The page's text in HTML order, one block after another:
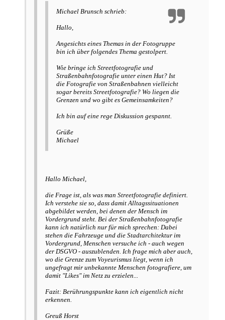
Michael Brunsch schrieb:
Hallo,
Angesichts eines Themas in der Fotogruppe
bin ich über folgendes Thema gestolpert.
Wie bringe ich Streetfotografie und
Straßenbahnfotografie unter einen Hut? Ist
die Fotografie von Straßenbahnen vielleicht
sogar bereits Streetfotografie? Wo liegen die
Grenzen und wo gibt es Gemeinsamkeiten?
Ich bin auf eine rege Diskussion gespannt.
Grüße
Michael
Hallo Michael,
die Frage ist, als was man Streetfotografie definiert.
Ich verstehe sie so, dass damit Alltagssituationen
abgebildet werden, bei denen der Mensch im
Vordergrund steht. Bei der Straßenbahnfotografie
kann ich natürlich nur für mich sprechen: Dabei
stehen die Fahrzeuge und die Stadtarchitektur im
Vordergrund, Menschen versuche ich - auch wegen
der DSGVO - auszublenden. Ich frage mich aber auch,
wo die Grenze zum Voyeurismus liegt, wenn ich
ungefragt mir unbekannte Menschen fotografiere, um
damit "Likes" im Netz zu erzielen...
Fazit: Berührungspunkte kann ich eigentlich nicht
erkennen.
Greuß Horst